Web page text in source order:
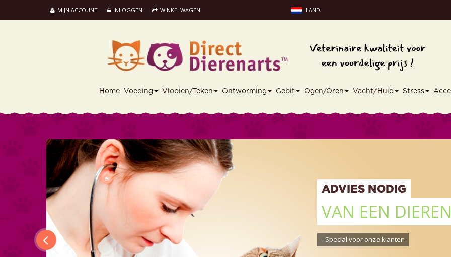
MIJN ACCOUNT INLOGGEN WINKELWAGEN LAND
Home Voeding Vlooien/Teken Ontworming Gebit Ogen/Oren Vacht/Huid Stress
ADVIES NODIG
VAN EEN
- Special voor onze klanten